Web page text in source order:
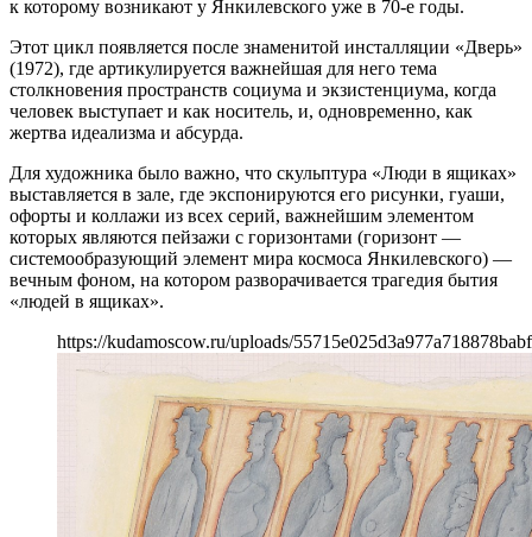
к которому возникают у Янкилевского уже в 70-е годы.
Этот цикл появляется после знаменитой инсталляции «Дверь»
(1972), где артикулируется важнейшая для него тема
столкновения пространств социума и экзистенциума, когда
человек выступает и как носитель, и, одновременно, как
жертва идеализма и абсурда.
Для художника было важно, что скульптура «Люди в ящиках»
выставляется в зале, где экспонируются его рисунки, гуаши,
офорты и коллажи из всех серий, важнейшим элементом
которых являются пейзажи с горизонтами (горизонт —
системообразующий элемент мира космоса Янкилевского) —
вечным фоном, на котором разворачивается трагедия бытия
«людей в ящиках».
https://kudamoscow.ru/uploads/